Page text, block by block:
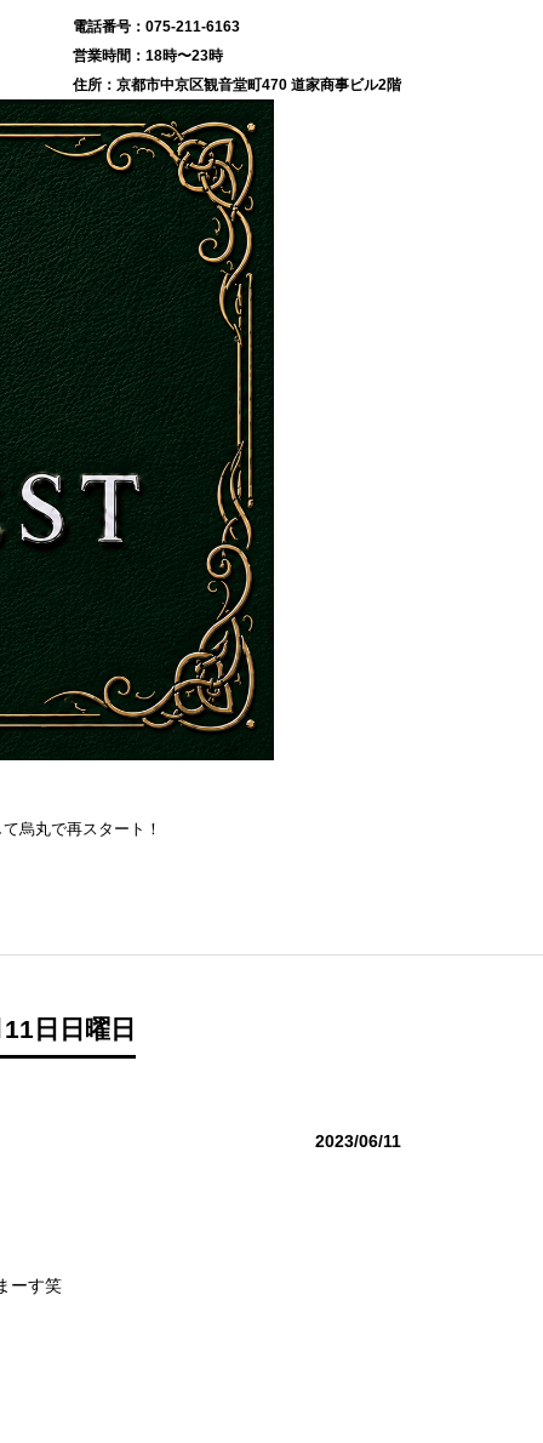
075-211-6163
18時〜23時
京都市中京区観音堂町470 道家商事ビル2階
烏丸で再スタート！
日日曜日
2023/06/11
ーす笑